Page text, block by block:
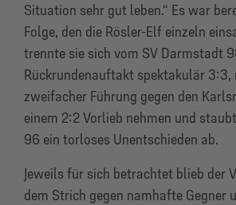
Situation sehr gut leben.“ Es war
Folge, den die Rösler-Elf einzeln
trennte sie sich vom SV Darmstadt
Rückrundenauftakt spektakulär
zweifacher Führung gegen den
einem 2:2 Vorlieb nehmen und
96 ein torloses Unentschieden ab.
Jeweils für sich betrachtet blieb der
dem Strich gegen namhafte Gegner